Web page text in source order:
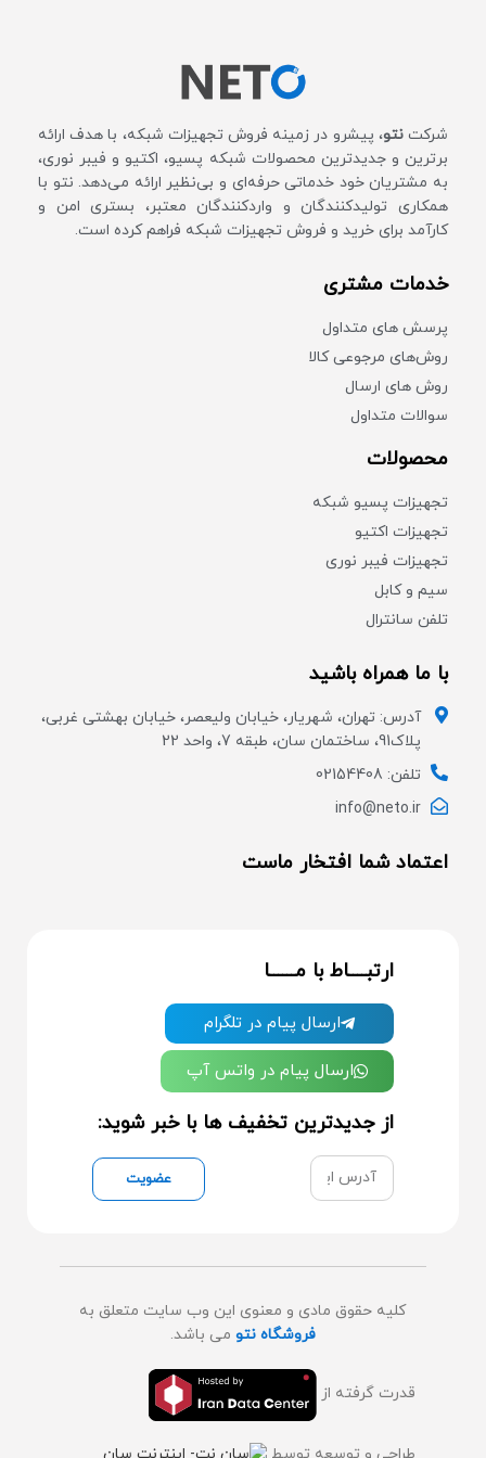
شرکتنتو، پیشرو در زمینه فروش تجهیزات شبکه، با هدف ارائه
برترین و جدیدترین محصولات شبکه پسیو، اکتیو و فیبر نوری،
به مشتریان خود خدماتی حرفه‌ای و بی‌نظیر ارائه می‌دهد. نتو با
همکاری تولیدکنندگان و واردکنندگان معتبر، بستری امن و
کارآمد برای خرید و فروش تجهیزات شبکه فراهم کرده است.
خدمات مشتری
پرسش های متداول
روش‌های مرجوعی کالا
روش های ارسال
سوالات متداول
محصولات
تجهیزات پسیو شبکه
تجهیزات اکتیو
تجهیزات فیبر نوری
سیم و کابل
تلفن سانترال
با ما همراه باشید
آدرس: تهران، شهریار، خیابان ولیعصر، خیابان بهشتی غربی،
پلاک91، ساختمان سان، طبقه 7، واحد 22
تلفن: 02154408
info@neto.ir
اعتماد شما افتخار ماست
ارتبــــاط با مــــــا
ارسال پیام در تلگرام
ارسال پیام در واتس آپ
از جدیدترین تخفیف ها با خبر شوید:
عضویت
کلیه حقوق مادی و معنوی این وب سایت متعلق به
فروشگاه نتو می باشد.
قدرت گرفته از
طراحی و توسعه توسط